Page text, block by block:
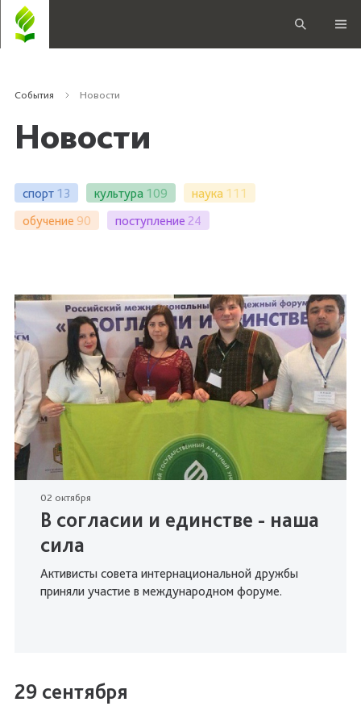
События Новости
Новости
спорт 13 культура 109 наука 111
обучение 90 поступление 24
02 октября
В согласии и единстве - наша
сила
Активисты cовета интернациональной дружбы
приняли участие в международном форуме.
29 сентября